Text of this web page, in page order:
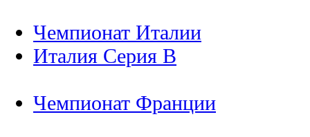
Чемпионат Италии
Италия Серия B
Чемпионат Франции